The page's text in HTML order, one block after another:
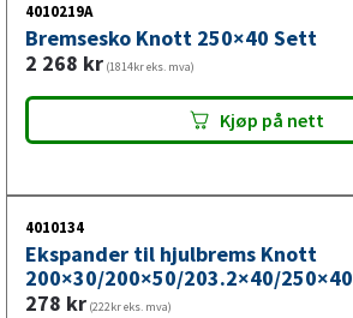
4010219A
Bremsesko Knott 250×40 Sett
2 268 kr (1814kr eks. mva)
Kjøp på nett
4010134
Ekspander til hjulbrems Knott
200×30/200×50/203.2×40/250×40
278 kr (222kr eks. mva)